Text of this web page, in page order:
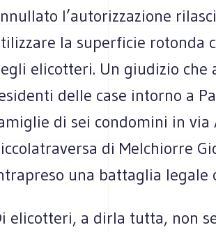
l’autorizzazione
la superficie rotonda
elicotteri. Un giudizio che
delle case intorno a
di sei condomini in via
di Melchiorre
una battaglia legale
elicotteri, a dirla tutta, non